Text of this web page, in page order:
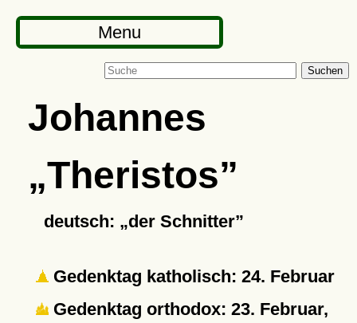
Menu
Suchen
Johannes
Theristos
deutsch: der Schnitter
Gedenktag katholisch: 24. Februar
Gedenktag orthodox: 23. Februar,